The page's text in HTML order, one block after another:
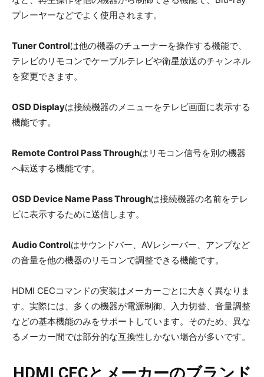
プレーヤーなどでよく使用されます。
Tuner Controlは他の機器のチューナーを操作する機能で、
テレビのリモコンでケーブルテレビや衛星放送のチャンネル
を変更できます。
OSD Displayは接続機器のメニューをテレビ画面に表示する
機能です。
Remote Control Pass Throughはリモコン信号を別の機器
へ転送する機能です。
OSD Device Name Pass Throughは接続機器の名前をテレ
ビに表示するために送信します。
Audio Controlはサウンドバー、AVレシーバー、アンプなど
の音量を他の機器のリモコンで調整できる機能です。
HDMI CECコマンドの実装はメーカーごとに大きく異なりま
す。実際には、多くの機器が電源制御、入力切替、音量調整
などの基本機能のみをサポートしています。そのため、異な
るメーカー間では部分的な互換性しかない場合が多いです。